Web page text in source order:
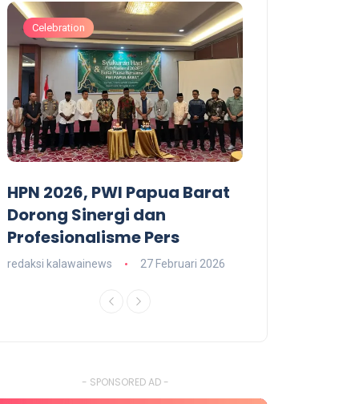
Celebration
HPN 2026, PWI Papua Barat
Dorong Sinergi dan
Profesionalisme Pers
redaksi kalawainews 27 Februari 2026
- SPONSORED AD -